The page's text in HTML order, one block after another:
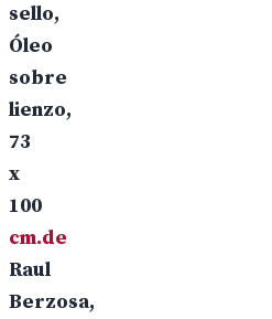
sello,
Óleo
sobre
lienzo,
73
x
100
cm.de
Raul
Berzosa,